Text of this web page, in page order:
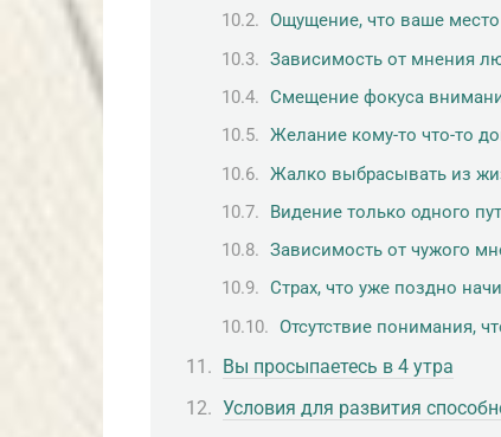
Ощущение, что ваше место
Зависимость от мнения
Смещение фокуса
Желание кому-то что-то
Жалко выбрасывать из
Видение только одного
Зависимость от чужого
Страх, что уже поздно
Отсутствие понимания,
Вы просыпаетесь в 4 утра
Условия для развития